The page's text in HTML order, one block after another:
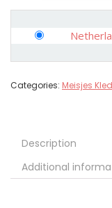
Categories: Meisjes
Description
Additional